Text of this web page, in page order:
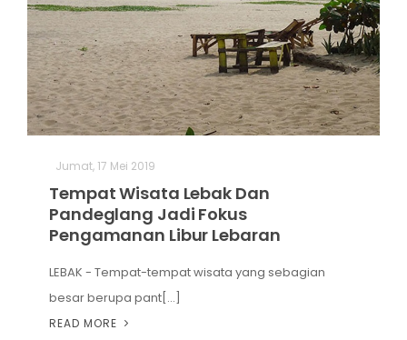
Jumat, 17 Mei 2019
Tempat Wisata Lebak Dan
Pandeglang Jadi Fokus
Pengamanan Libur Lebaran
LEBAK - Tempat-tempat wisata yang sebagian
besar berupa pant[...]
READ MORE